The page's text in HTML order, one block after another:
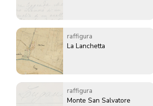
raffigura
La Lanchetta
raffigura
Monte San Salvatore